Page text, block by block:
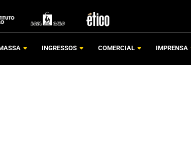
INGRESSOS COMERCIAL IMPRENSA